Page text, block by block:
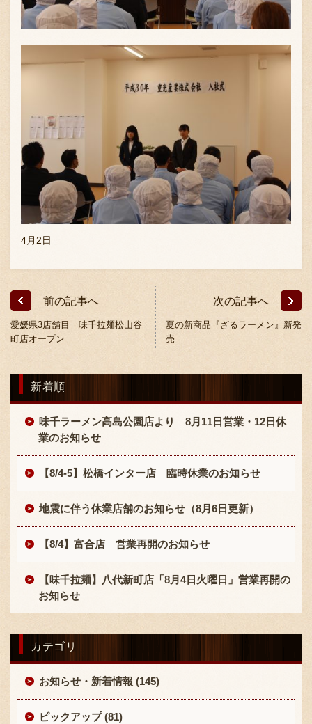
〒869-1107 熊本県菊池郡菊陽町辛川448
TEL 096-349-2222
FAX:096-349-2288
4月2日
前の記事へ
愛媛県3店舗目 味千拉麺松山谷
町店オープン
次の記事へ
夏の新商品『ざるラーメン』新発
売
新着順
味千ラーメン高島公園店より 8月11日営業・12日休
業のお知らせ
【8/4-5】松橋インター店 臨時休業のお知らせ
地震に伴う休業店舗のお知らせ（8月6日更新）
【8/4】富合店 営業再開のお知らせ
【味千拉麺】八代新町店「8月4日火曜日」営業再開の
お知らせ
カテゴリ
お知らせ・新着情報 (145)
ピックアップ (81)